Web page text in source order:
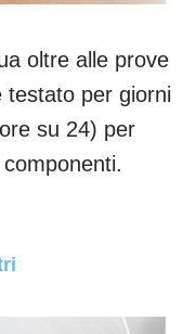
oltre alle prove
testato per giorni
su 24) per